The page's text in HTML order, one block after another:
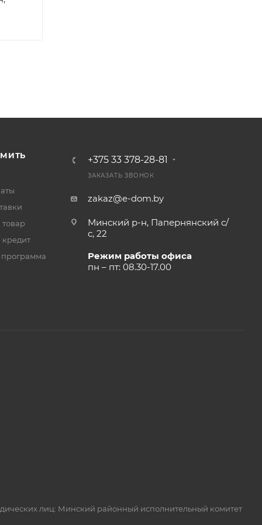
товар
кредит
программа
+375 33 378-28-81
ЗАКАЗАТЬ ЗВОНОК
zakaz@e-dom.by
Минский р-н, Папернянский с/
с, 22
Режим работы офиса
пн – пт: 08.30-17.00
лиц: Минский районный исполнительный комитет